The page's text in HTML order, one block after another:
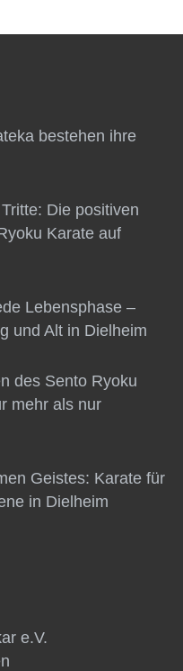
bestehen ihre
Die positiven
Karate auf
Lebensphase –
und Alt in Dielheim
des Sento Ryoku
mehr als nur
Geistes: Karate für
in Dielheim
e.V.